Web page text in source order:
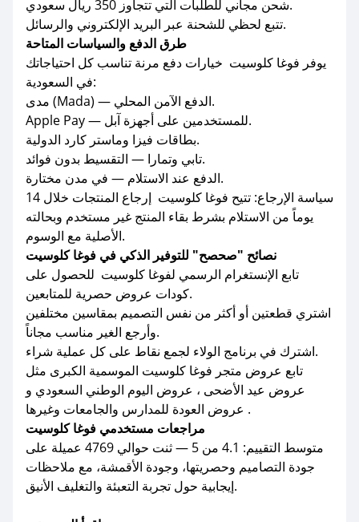
شحن مجاني للطلبات التي تتجاوز 350 ريال سعودي.
تتبع لحظي للشحنة عبر البريد الإلكتروني والرسائل.
يوفر فوغا كلوسيت خيارات دفع مرنة تناسب كل احتياجاتك
في السعودية:
مدى (Mada) — الدفع الآمن المحلي.
Apple Pay — للمستخدمين على أجهزة آبل.
بطاقات فيزا وماستر كارد الدولية.
تابي وتمارا — التقسيط بدون فوائد.
الدفع عند الاستلام — في مدن مختارة.
سياسة الإرجاع: تتيح فوغا كلوسيت إرجاع المنتجات خلال 14
يوماً من الاستلام بشرط بقاء المنتج غير مستخدم وبحالته
الأصلية مع الوسوم.
تابع الإنستغرام الرسمي لفوغا كلوسيت للحصول على
كودات عروض حصرية للمتابعين.
اشتري قطعتين أو أكثر من نفس التصميم بمقاسين مختلفين
وأرجع الغير مناسب مجاناً.
اشترك في برنامج الولاء لجمع نقاط على كل عملية شراء.
تابع عروض متجر فوغا كلوسيت الموسمية الكبرى مثل
عروض عيد الأضحى ، عروض اليوم الوطني السعودي و
عروض العودة للمدارس والجامعات وغيرها .
مراجعات مستخدمي فوغا كلوسيت
متوسط التقييم: 4.1 من 5 — ثنت حوالي 4769 عميلة على
جودة التصاميم وحصريتها، وجودة الأقمشة، مع ملاحظات
إيجابية حول تجربة التعبئة والتغليف الأنيق.